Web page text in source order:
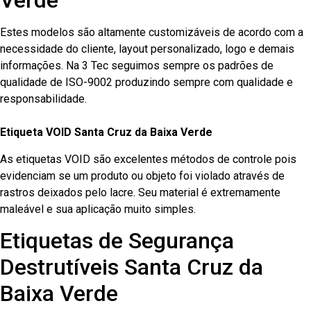
Estes modelos são altamente customizáveis de acordo com a
necessidade do cliente, layout personalizado, logo e demais
informações. Na 3 Tec seguimos sempre os padrões de
qualidade de ISO-9002 produzindo sempre com qualidade e
responsabilidade.
Etiqueta VOID Santa Cruz da Baixa Verde
As etiquetas VOID são excelentes métodos de controle pois
evidenciam se um produto ou objeto foi violado através de
rastros deixados pelo lacre. Seu material é extremamente
maleável e sua aplicação muito simples.
Etiquetas de Segurança
Destrutíveis Santa Cruz da
Baixa Verde